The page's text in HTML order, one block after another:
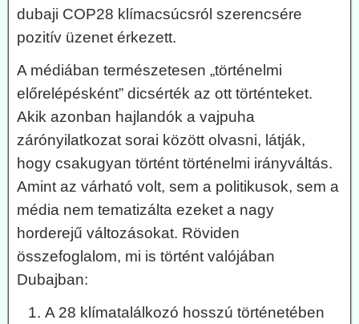
dubaji COP28 klímacsúcsról szerencsére
pozitív üzenet érkezett.
A médiában természetesen „történelmi
előrelépésként” dicsérték az ott történteket.
Akik azonban hajlandók a vajpuha
zárónyilatkozat sorai között olvasni, látják,
hogy csakugyan történt történelmi irányváltás.
Amint az várható volt, sem a politikusok, sem a
média nem tematizálta ezeket a nagy
horderejű változásokat. Röviden
összefoglalom, mi is történt valójában
Dubajban:
A 28 klímatalálkozó hosszú történetében